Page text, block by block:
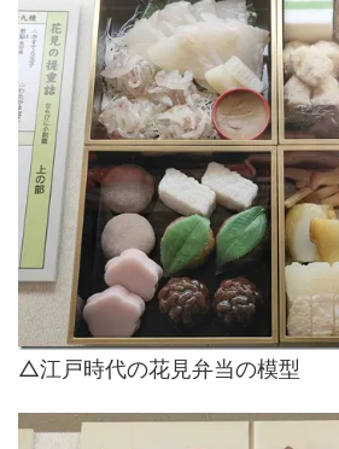
△江戸時代の花見弁当の模型